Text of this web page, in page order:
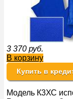
3 370 руб.
В корзину
Купить в
Модель К3ХС